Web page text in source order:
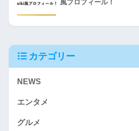
風プロフィール！
カテゴリー
NEWS
エンタメ
グルメ